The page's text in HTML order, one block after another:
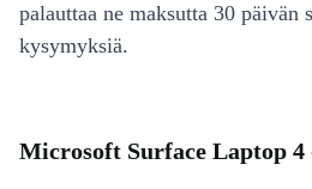
palauttaa ne maksutta 30 päivän
kysymyksiä.
Microsoft Surface Laptop 4